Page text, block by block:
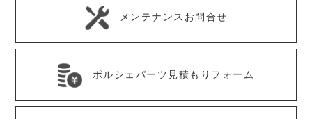
メンテナンスお問合せ
ポルシェパーツ見積もりフォーム